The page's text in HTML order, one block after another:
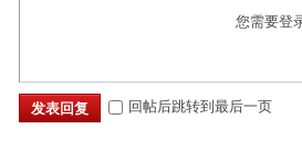
您需要登
发表回复 回帖后跳转到最后一页